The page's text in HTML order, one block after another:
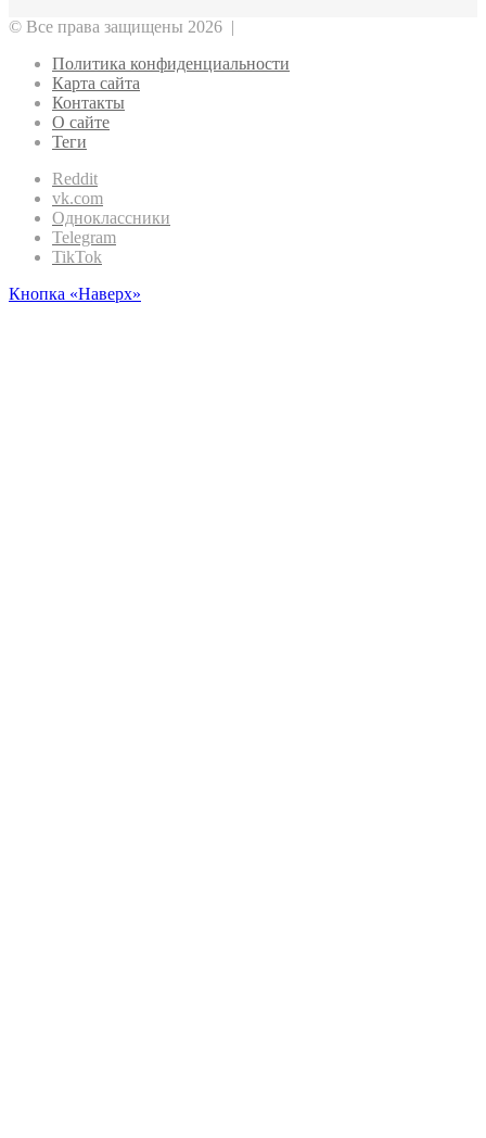
© Все права защищены 2026 |
Политика конфиденциальности
Карта сайта
Контакты
О сайте
Теги
Reddit
vk.com
Одноклассники
Telegram
TikTok
Кнопка «Наверх»